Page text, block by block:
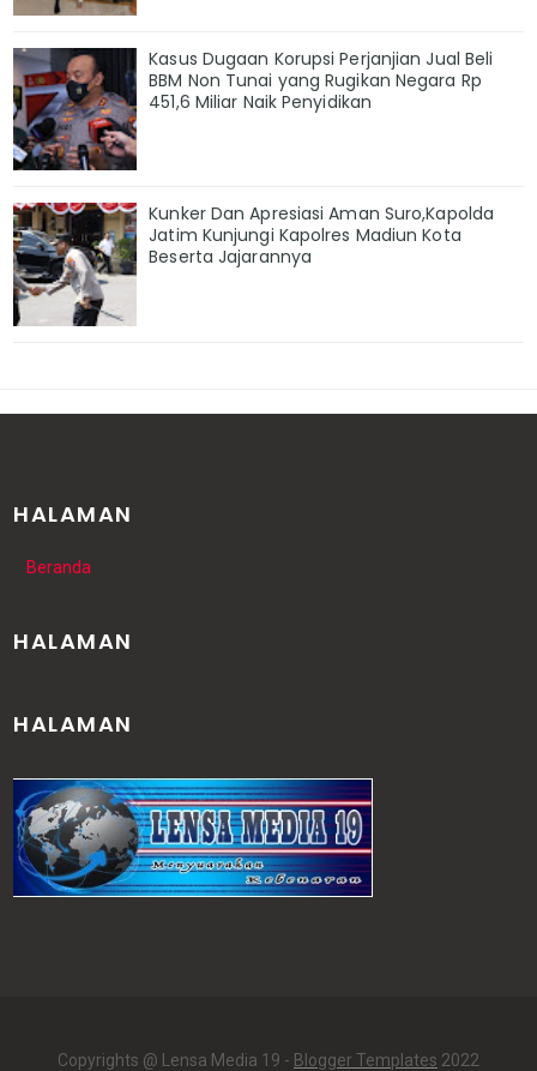
Kasus Dugaan Korupsi Perjanjian Jual Beli
BBM Non Tunai yang Rugikan Negara Rp
451,6 Miliar Naik Penyidikan
Kunker Dan Apresiasi Aman Suro,Kapolda
Jatim Kunjungi Kapolres Madiun Kota
Beserta Jajarannya
HALAMAN
Beranda
HALAMAN
HALAMAN
Copyrights @ Lensa Media 19 - Blogger Templates 2022